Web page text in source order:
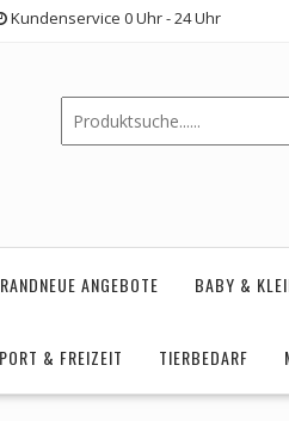
Kundenservice 0 Uhr - 24 Uhr
ANGEBOTE BABY &
& FREIZEIT TIERBEDARF